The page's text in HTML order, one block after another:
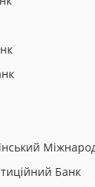
Банк